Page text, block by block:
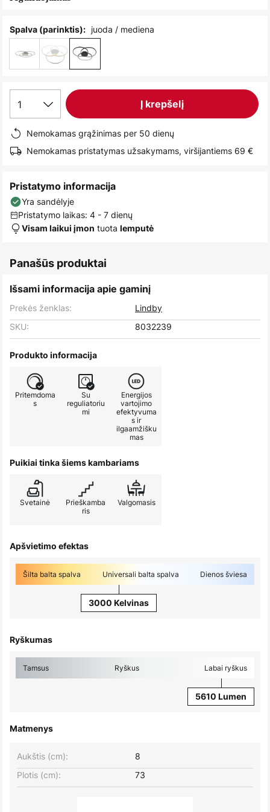
images
Spalva (parinktis): juoda / mediena
1 Į krepšelį
Nemokamas grąžinimas per 50 dienų
Nemokamas pristatymas užsakymams, viršijantiems 69 €
Pristatymo informacija
Yra sandėlyje
Pristatymo laikas: 4 - 7 dienų
Visam laikui įmon tuota lemputė
Panašūs produktai
Išsami informacija apie gaminį
Prekės ženklas:
Lindby
SKU:
8032239
Produkto informacija
Pritemdoma
s
Su
reguliatoriu
mi
Energijos
vartojimo
efektyvuma
s ir
ilgaamžišku
mas
Puikiai tinka šiems kambariams
Svetainė
Prieškamba
ris
Valgomasis
Apšvietimo efektas
Šilta balta spalva Universali balta spalva Dienos šviesa
3000 Kelvinas
Ryškumas
Tamsus Ryškus Labai ryškus
5610 Lumen
Matmenys
Plotis (cm): 73
Aukštis (cm): 8